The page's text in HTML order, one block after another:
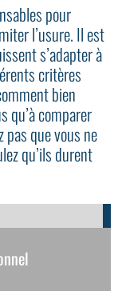
pour
l’usure. Il est
s’adapter à
critères
bien
qu’à comparer
pas que vous ne
qu’ils durent